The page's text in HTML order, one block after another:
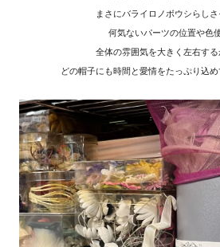
まさにバライロノボウシらしさ
何気ないパーツの位置や色
全体の雰囲気を大きく左右する
どの帽子にも時間と愛情をたっぷり込め